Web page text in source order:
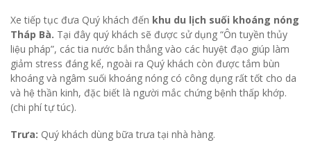
Xe tiếp tục đưa Quý khách đến khu du lịch suối khoáng nóng
Tháp Bà. Tại đây quý khách sẽ được sử dụng “Ôn tuyền thủy
liệu pháp”, các tia nước bắn thẳng vào các huyệt đạo giúp làm
giảm stress đáng kể, ngoài ra Quý khách còn được tắm bùn
khoáng và ngâm suối khoáng nóng có công dụng rất tốt cho da
và hệ thần kinh, đặc biết là người mắc chứng bệnh thấp khớp.
(chi phí tự túc).
Trưa: Quý khách dùng bữa trưa tại nhà hàng.